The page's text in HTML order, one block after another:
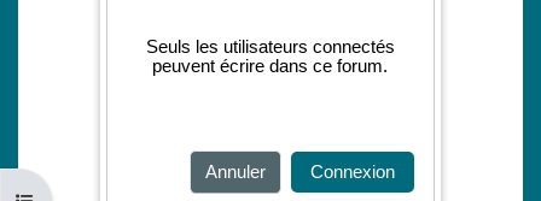
Seuls les utilisateurs connectés
peuvent écrire dans ce forum.
Annuler Connexion